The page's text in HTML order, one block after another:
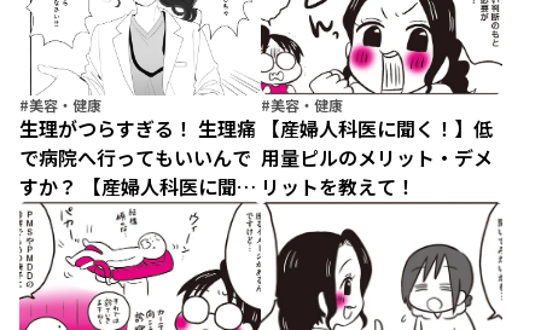
#美容・健康
生理がつらすぎる！ 生理痛
で病院へ行ってもいいんで
すか？ 【産婦人科医に聞く
わたしとカラダの選択肢】
（1）
#美容・健康
【産婦人科医に聞く！】低
用量ピルのメリット・デメ
リットを教えて！